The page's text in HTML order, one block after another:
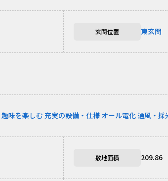
玄関位置 東玄関
趣味を楽しむ 充実の設備・仕様 オール電化 通風・採
敷地面積 209.86